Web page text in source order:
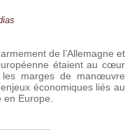
de l’Allemagne et
étaient au cœur
les marges de manœuvre
économiques liés au
Europe.